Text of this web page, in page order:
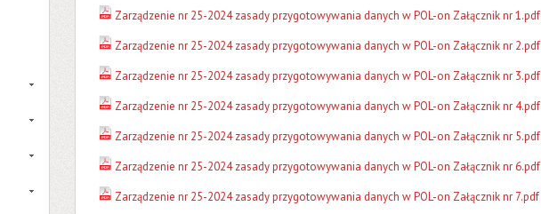
Zarządzenie nr 25-2024 zasady przygotowywania danych w POL-on Załącznik nr 1.pdf
Zarządzenie nr 25-2024 zasady przygotowywania danych w POL-on Załącznik nr 2.pdf
Zarządzenie nr 25-2024 zasady przygotowywania danych w POL-on Załącznik nr 3.pdf
Zarządzenie nr 25-2024 zasady przygotowywania danych w POL-on Załącznik nr 4.pdf
Zarządzenie nr 25-2024 zasady przygotowywania danych w POL-on Załącznik nr 5.pdf
Zarządzenie nr 25-2024 zasady przygotowywania danych w POL-on Załącznik nr 6.pdf
Zarządzenie nr 25-2024 zasady przygotowywania danych w POL-on Załącznik nr 7.pdf